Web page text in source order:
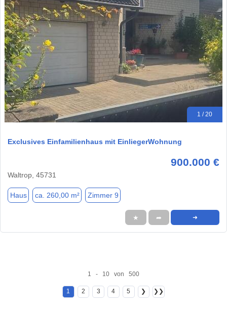
1 / 20
Exclusives Einfamilienhaus mit EinliegerWohnung
900.000 €
Waltrop, 45731
Haus ca. 260,00 m² Zimmer 9
★ ➦ ➜
1 - 10 von 500
1 2 3 4 5 ❯ ❯❯